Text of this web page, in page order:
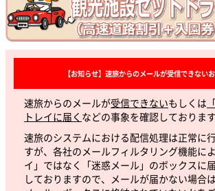
【お知らせ】速旅からのメールが受信できない
速旅からのメールが受信できないもしくは
トレイに届く などの事象を確認しております
速旅のシステムにおける配信処理は正常に
すが、各社のメールフィルタリング機能に
イ」ではなく「迷惑メール」のボックスに
しておりますので、メールが届かない場合